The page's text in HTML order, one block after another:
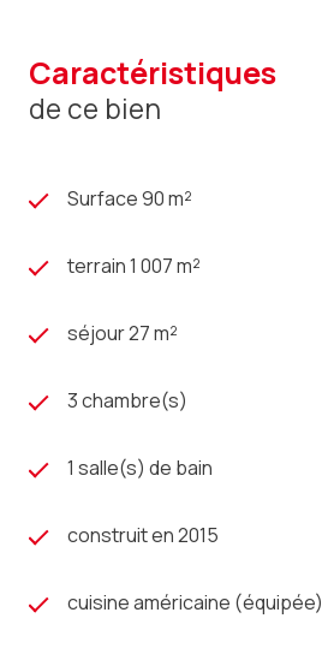
caractéristiques
de ce bien
Surface 90 m²
terrain 1 007 m²
séjour 27 m²
3 chambre(s)
1 salle(s) de bain
construit en 2015
cuisine américaine (équipée)